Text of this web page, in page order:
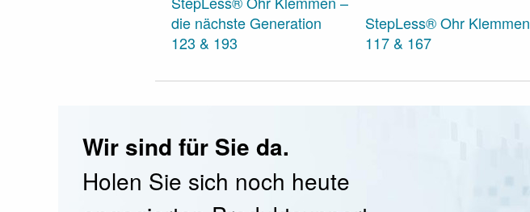
die nächste Generation
123 & 193
StepLess® Ohr Klemmen
117 & 167
Wir sind für Sie da.
Holen Sie sich noch heute